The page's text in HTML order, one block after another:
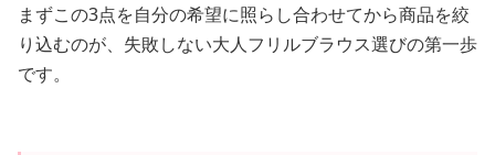
まずこの3点を自分の希望に照らし合わせてから商品を絞
り込むのが、失敗しない大人フリルブラウス選びの第一歩
です。